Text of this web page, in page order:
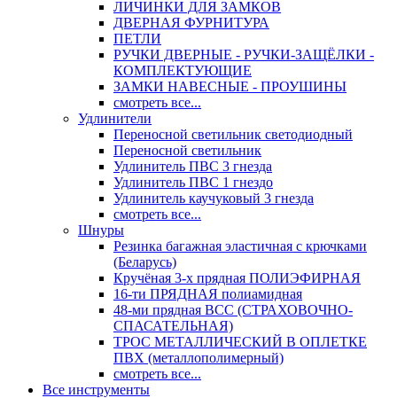
ЛИЧИНКИ ДЛЯ ЗАМКОВ
ДВЕРНАЯ ФУРНИТУРА
ПЕТЛИ
РУЧКИ ДВЕРНЫЕ - РУЧКИ-ЗАЩЁЛКИ -
КОМПЛЕКТУЮЩИЕ
ЗАМКИ НАВЕСНЫЕ - ПРОУШИНЫ
смотреть все...
Удлинители
Переносной светильник светодиодный
Переносной светильник
Удлинитель ПВС 3 гнезда
Удлинитель ПВС 1 гнездо
Удлинитель каучуковый 3 гнезда
смотреть все...
Шнуры
Резинка багажная эластичная с крючками
(Беларусь)
Кручёная 3-х прядная ПОЛИЭФИРНАЯ
16-ти ПРЯДНАЯ полиамидная
48-ми прядная ВСС (СТРАХОВОЧНО-
СПАСАТЕЛЬНАЯ)
ТРОС МЕТАЛЛИЧЕСКИЙ В ОПЛЕТКЕ
ПВХ (металлополимерный)
смотреть все...
Все инструменты